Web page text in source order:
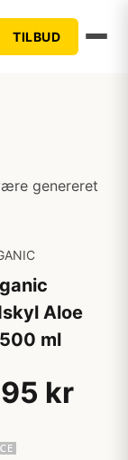
TILBUD
genereret
Aloe
ml
kr